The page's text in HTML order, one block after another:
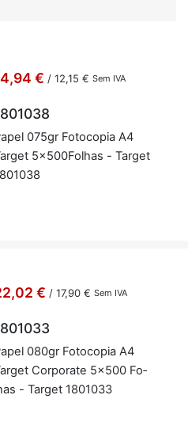
€ / 12,15 € Sem IVA
075gr Fo­to­copia A4
5x500­Fo­lhas - Target
€ / 17,90 € Sem IVA
080gr Fo­to­copia A4
Cor­po­rate 5x500 Fo­
- Target 1801033